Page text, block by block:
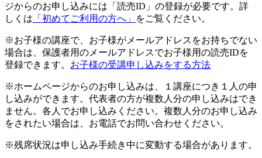
ジからのお申し込みには「読売ID」の登録が必要です。詳
しくは 「初めてご利用の方へ」 をご覧ください。
※お子様の講座で、お子様がメールアドレスをお持ちでない
場合は、保護者用のメールアドレスでお子様用の読売IDを
登録できます。 お子様の受講申し込みをする方法
※ホームページからのお申し込みは、１講座につき１人の申
し込みができます。代表者の方が複数人分の申し込みはでき
ません。各人でお申し込みください。複数人分のお申し込み
をされたい場合は、お電話でお問い合わせください。
※残席状況は申し込み手続き中に変動する場合があります。